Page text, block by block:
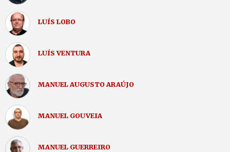
LUÍS LOBO
LUÍS VENTURA
MANUEL AUGUSTO ARAÚJO
MANUEL GOUVEIA
MANUEL GUERREIRO